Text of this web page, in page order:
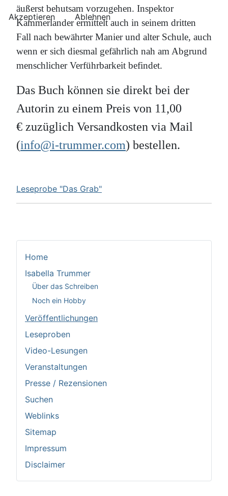
Home
Isabella Trummer
Über das Schreiben
Noch ein Hobby
Veröffentlichungen
Leseproben
Video-Lesungen
Veranstaltungen
Presse / Rezensionen
Suchen
Weblinks
Sitemap
Impressum
Disclaimer
äußerst behutsam vorzugehen. Inspektor
Kammerlander ermittelt auch in seinem dritten
Fall nach bewährter Manier und alter Schule, auch
wenn er sich diesmal gefährlich nah am Abgrund
menschlicher Verführbarkeit befindet.
Das Buch können sie direkt bei der
Autorin zu einem Preis von 11,00
€ zuzüglich Versandkosten via Mail
(info@i-trummer.com) bestellen.
Leseprobe "Das Grab"
Akzeptieren Ablehnen